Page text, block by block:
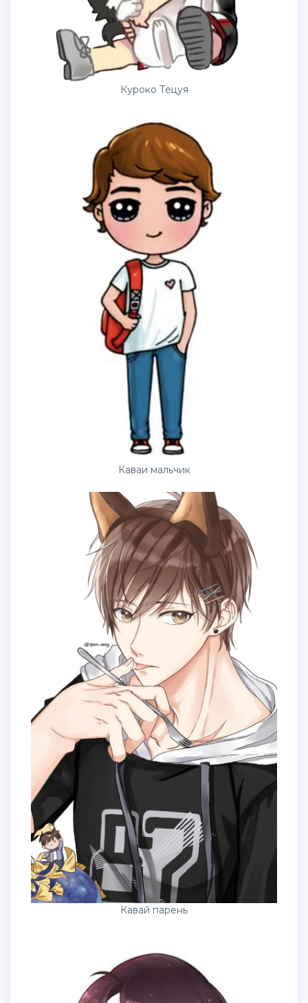
Куроко Тецуя
Каваи мальчик
Кавай парень